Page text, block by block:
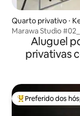
Quarto privativo ⋅
Marawa Studio
Aluguel
privativas
Entre os melhores
Preferido dos